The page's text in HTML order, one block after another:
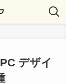
デザイ